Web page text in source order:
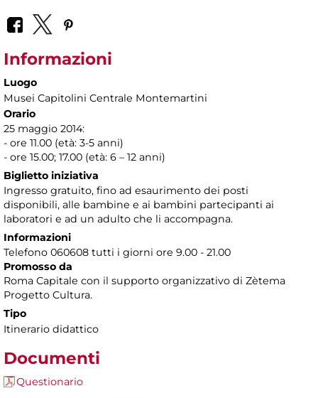
Informazioni
Luogo
Musei Capitolini Centrale Montemartini
Orario
25 maggio 2014:
- ore 11.00 (età: 3-5 anni)
- ore 15.00; 17.00 (età: 6 – 12 anni)
Biglietto iniziativa
Ingresso gratuito, fino ad esaurimento dei posti
disponibili, alle bambine e ai bambini partecipanti ai
laboratori e ad un adulto che li accompagna.
Informazioni
Telefono 060608 tutti i giorni ore 9.00 - 21.00
Promosso da
Roma Capitale con il supporto organizzativo di Zètema
Progetto Cultura.
Tipo
Itinerario didattico
Documenti
Questionario